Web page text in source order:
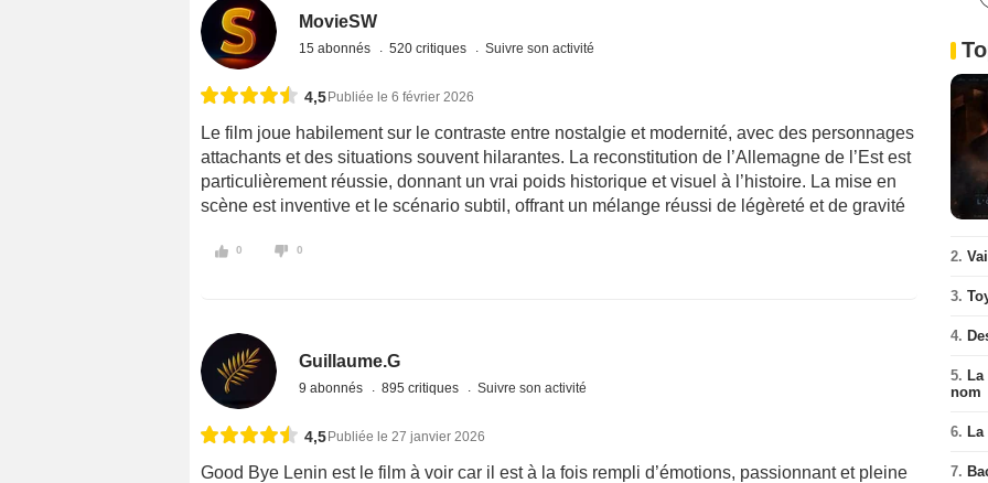
MovieSW
15 abonnés 520 critiques Suivre son activité
4,5Publiée le 6 février 2026
Le film joue habilement sur le contraste entre nostalgie et modernité, avec des personnages
attachants et des situations souvent hilarantes. La reconstitution de l’Allemagne de l’Est est
particulièrement réussie, donnant un vrai poids historique et visuel à l’histoire. La mise en
scène est inventive et le scénario subtil, offrant un mélange réussi de légèreté et de gravité
0 0
Guillaume.G
9 abonnés 895 critiques Suivre son activité
4,5Publiée le 27 janvier 2026
Good Bye Lenin est le film à voir car il est à la fois rempli d’émotions, passionnant et pleine
2.
3.
4.
5.
nom
6.
7.